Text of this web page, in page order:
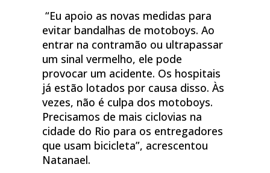
“Eu apoio as novas medidas para
evitar bandalhas de motoboys. Ao
entrar na contramão ou ultrapassar
um sinal vermelho, ele pode
provocar um acidente. Os hospitais
já estão lotados por causa disso. Às
vezes, não é culpa dos motoboys.
Precisamos de mais ciclovias na
cidade do Rio para os entregadores
que usam bicicleta”, acrescentou
Natanael.